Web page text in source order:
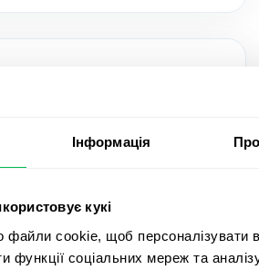
Інформація
кукі
cookie, щоб персоналізувати
функції соціальних мереж та
медичних послуг з
та трансфузіології
та її компонентів для громадян